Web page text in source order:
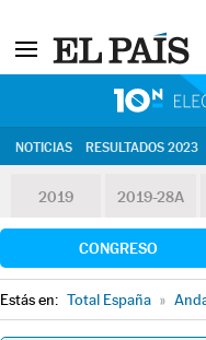
NOTICIAS RESULTADOS 2023
2019 2019-28A
CONGRESO
Estás en: Total España »